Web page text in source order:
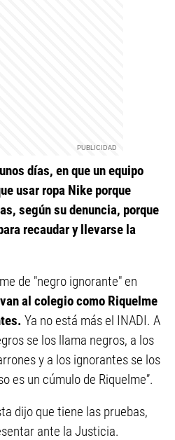
días, en que un equipo
usar ropa Nike porque
según su denuncia, porque
recaudar y llevarse la
de "negro ignorante" en
al colegio como Riquelme
Ya no está más el INADI. A
se los llama negros, a los
y a los ignorantes se los
es un cúmulo de Riquelme”.
dijo que tiene las pruebas,
ante la Justicia.